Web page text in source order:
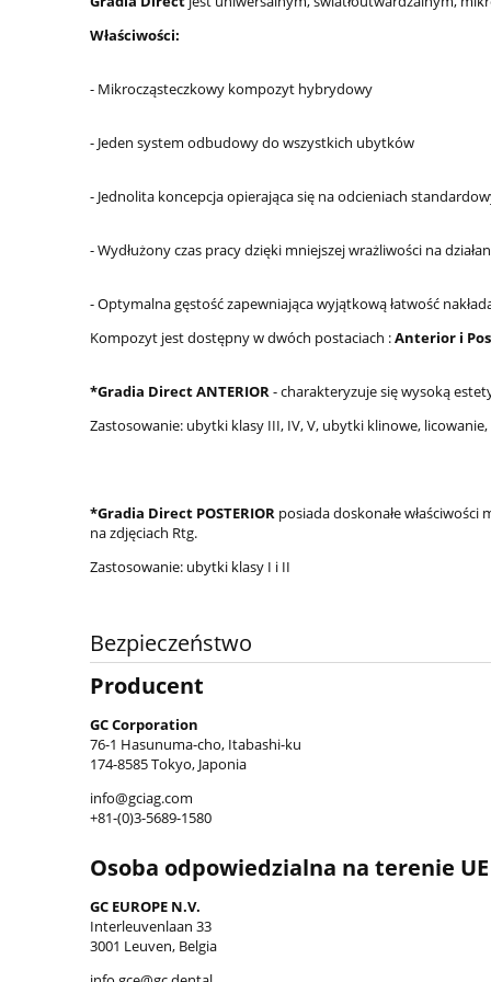
Właściwości:
- Mikrocząsteczkowy kompozyt hybrydowy
- Jeden system odbudowy do wszystkich ubytków
- Jednolita koncepcja opierająca się na odcieniach
- Wydłużony czas pracy dzięki mniejszej wrażliwości na
- Optymalna gęstość zapewniająca wyjątkową łatwość
Kompozyt jest dostępny w dwóch postaciach :Anterior i
*Gradia Direct ANTERIOR- charakteryzuje się wysoką
Zastosowanie: ubytki klasy III, IV, V, ubytki klinowe,
*Gradia Direct POSTERIOR posiada doskonałe
na zdjęciach Rtg.
Zastosowanie: ubytki klasy I i II
Bezpieczeństwo
Producent
GC Corporation
76-1 Hasunuma-cho, Itabashi-ku
174-8585 Tokyo, Japonia
info@gciag.com
+81-(0)3-5689-1580
Osoba odpowiedzialna na terenie UE
GC EUROPE N.V.
Interleuvenlaan 33
3001 Leuven, Belgia